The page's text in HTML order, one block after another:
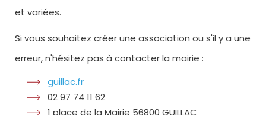
et variées.
Si vous souhaitez créer une association ou s'il y a une
erreur, n'hésitez pas à contacter la mairie :
guillac.fr
02 97 74 11 62
1 place de la Mairie 56800 GUILLAC